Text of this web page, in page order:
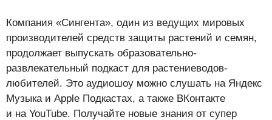
Компания «Сингента», один из ведущих мировых
производителей средств защиты растений и семян,
продолжает выпускать образовательно-
развлекательный подкаст для растениеводов-
любителей. Это аудиошоу можно слушать на Яндекс
Музыка и Apple Подкастах, а также ВКонтакте
и на YouTube. Получайте новые знания от супер